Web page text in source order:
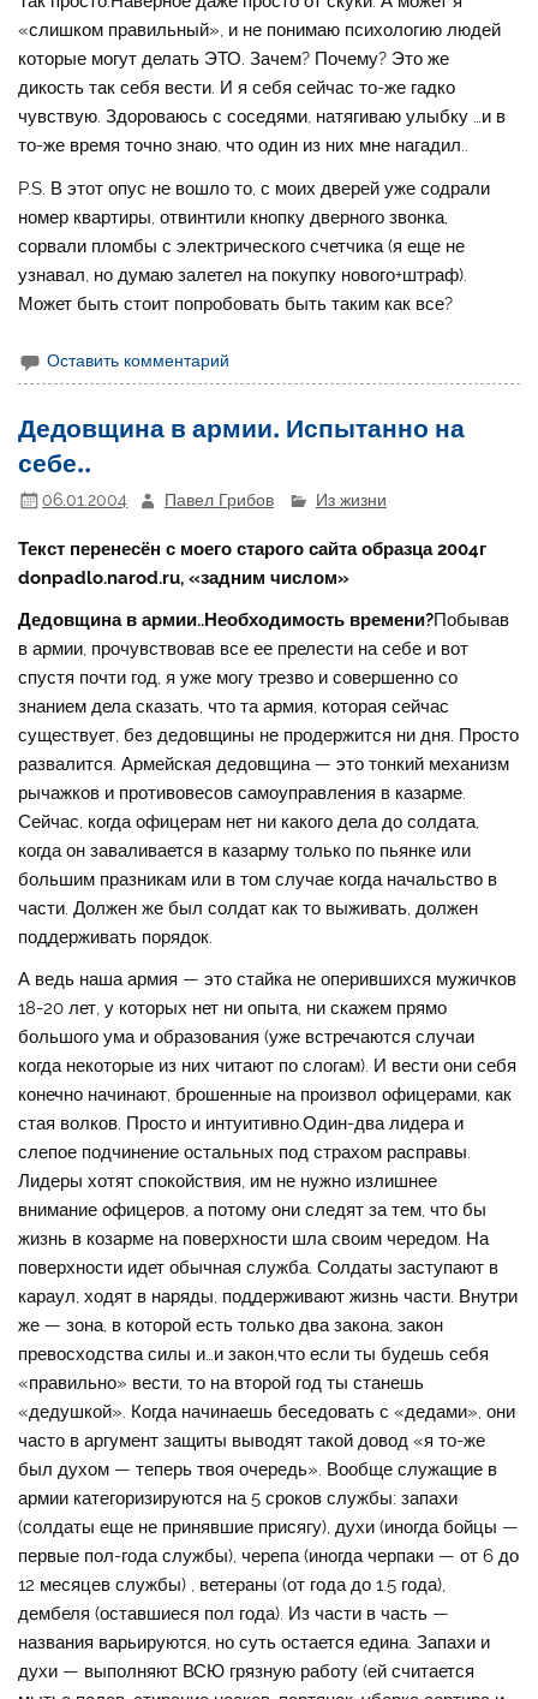
«слишком правильный», и не понимаю психологию людей
которые могут делать ЭТО. Зачем? Почему? Это же
дикость так себя вести. И я себя сейчас то-же гадко
чувствую. Здороваюсь с соседями, натягиваю улыбку …и в
то-же время точно знаю, что один из них мне нагадил..
P.S. В этот опус не вошло то, с моих дверей уже содрали
номер квартиры, отвинтили кнопку дверного звонка,
сорвали пломбы с электрического счетчика (я еще не
узнавал, но думаю залетел на покупку нового+штраф).
Может быть стоит попробовать быть таким как все?
Оставить комментарий
Дедовщина в армии. Испытанно на
себе..
06.01.2004 Павел Грибов Из жизни
Текст перенесён с моего старого сайта образца 2004г
donpadlo.narod.ru, «задним числом»
Дедовщина в армии..Необходимость времени?Побывав
в армии, прочувствовав все ее прелести на себе и вот
спустя почти год, я уже могу трезво и совершенно со
знанием дела сказать, что та армия, которая сейчас
существует, без дедовщины не продержится ни дня. Просто
развалится. Армейская дедовщина — это тонкий механизм
рычажков и противовесов самоуправления в казарме.
Сейчас, когда офицерам нет ни какого дела до солдата,
когда он заваливается в казарму только по пьянке или
большим празникам или в том случае когда начальство в
части. Должен же был солдат как то выживать, должен
поддерживать порядок.
А ведь наша армия — это стайка не оперившихся мужичков
18-20 лет, у которых нет ни опыта, ни скажем прямо
большого ума и образования (уже встречаются случаи
когда некоторые из них читают по слогам). И вести они себя
конечно начинают, брошенные на произвол офицерами, как
стая волков. Просто и интуитивно.Один-два лидера и
слепое подчинение остальных под страхом расправы.
Лидеры хотят спокойствия, им не нужно излишнее
внимание офицеров, а потому они следят за тем, что бы
жизнь в козарме на поверхности шла своим чередом. На
поверхности идет обычная служба. Солдаты заступают в
караул, ходят в наряды, поддерживают жизнь части. Внутри
же — зона, в которой есть только два закона, закон
превосходства силы и…и закон,что если ты будешь себя
«правильно» вести, то на второй год ты станешь
«дедушкой». Когда начинаешь беседовать с «дедами», они
часто в аргумент защиты выводят такой довод «я то-же
был духом — теперь твоя очередь». Вообще служащие в
армии категоризируются на 5 сроков службы: запахи
(солдаты еще не принявшие присягу), духи (иногда бойцы —
первые пол-года службы), черепа (иногда черпаки — от 6 до
12 месяцев службы) , ветераны (от года до 1.5 года),
дембеля (оставшиеся пол года). Из части в часть —
названия варьируются, но суть остается едина. Запахи и
духи — выполняют ВСЮ грязную работу (ей считается